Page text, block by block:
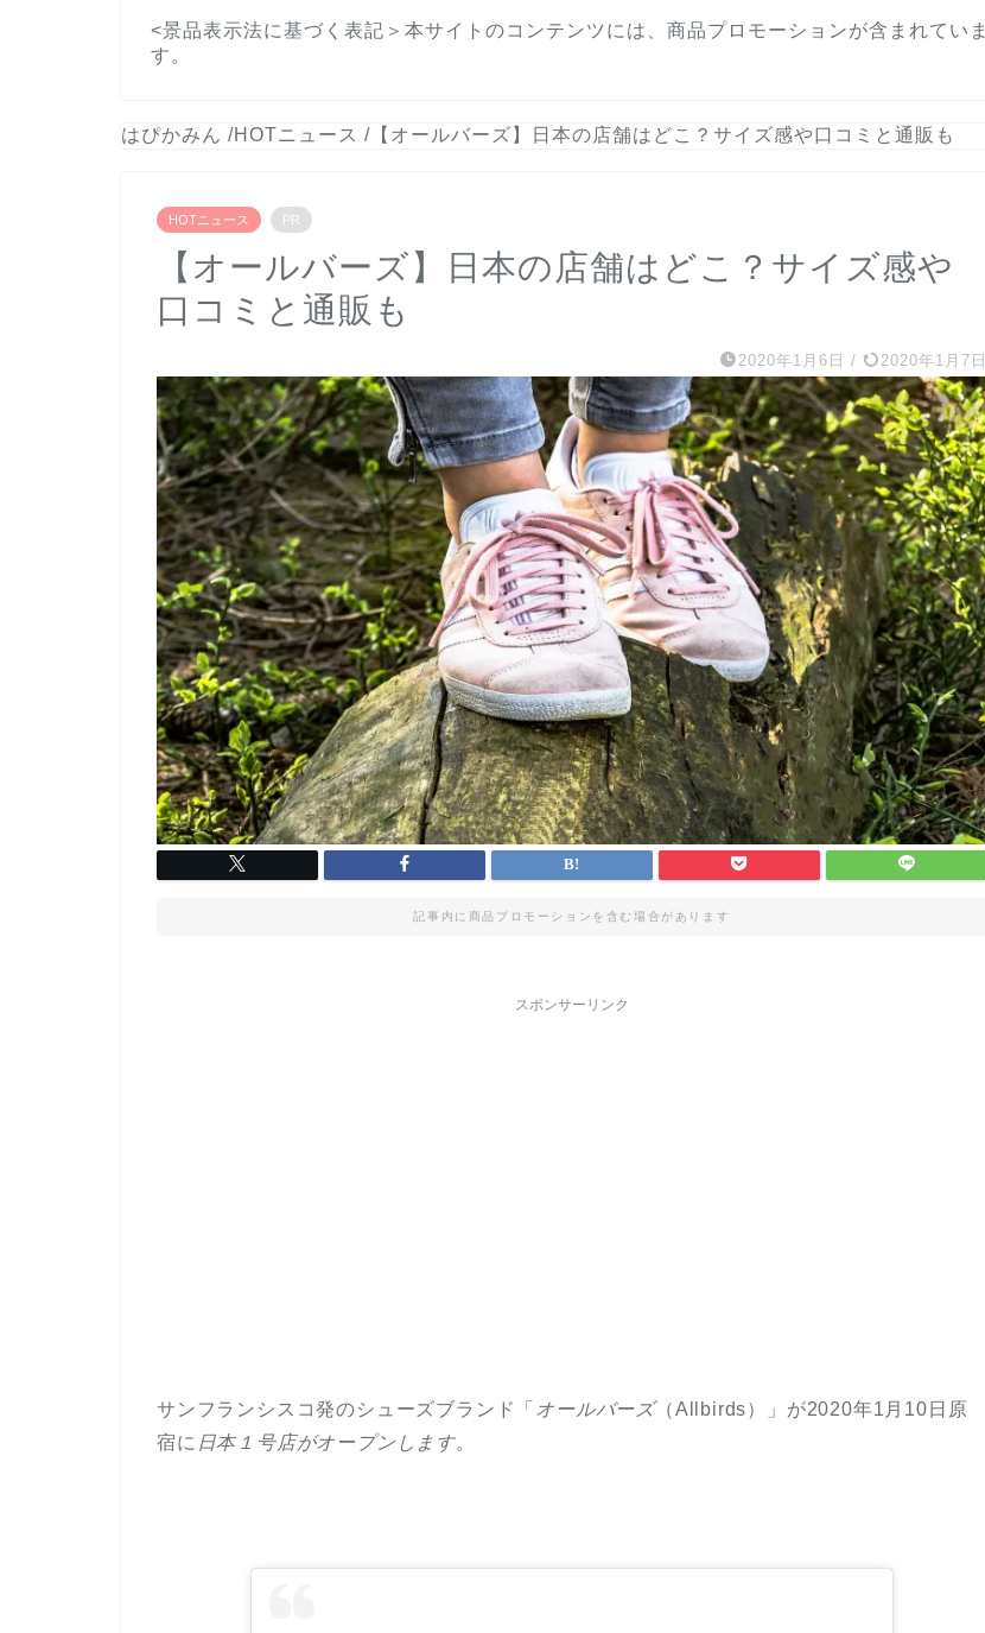
<景品表示法に基づく表記＞本サイトのコンテンツには、商品プロモーションが含まれていま
す。
はぴかみん /HOTニュース / 【オールバーズ】日本の店舗はどこ？サイズ感や口コミと通販も
HOTニュース PR
【オールバーズ】日本の店舗はどこ？サイズ感や
口コミと通販も
2020年1月6日 / 2020年1月7日
記事内に商品プロモーションを含む場合があります
スポンサーリンク
サンフランシスコ発のシューズブランド「 オールバーズ（Allbirds）
」が2020年1月10日原
宿に 日本１号店がオープンします。